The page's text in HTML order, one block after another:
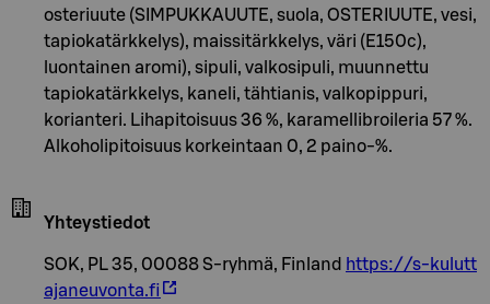
osteriuute (SIMPUKKAUUTE, suola, OSTERIUUTE, vesi,
tapiokatärkkelys), maissitärkkelys, väri (E150c),
luontainen aromi), sipuli, valkosipuli, muunnettu
tapiokatärkkelys, kaneli, tähtianis, valkopippuri,
korianteri. Lihapitoisuus 36 %, karamellibroileria 57 %.
Alkoholipitoisuus korkeintaan 0, 2 paino-%.
Yhteystiedot
SOK, PL 35, 00088 S-ryhmä, Finland https://s-kulutt
ajaneuvonta.fi